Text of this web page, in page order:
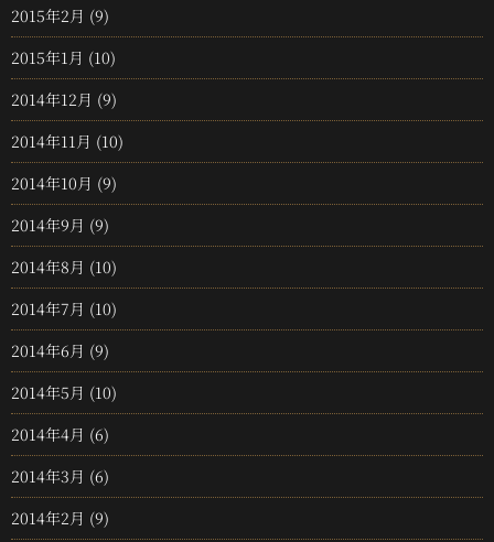
2015年2月 (9)
2015年1月 (10)
2014年12月 (9)
2014年11月 (10)
2014年10月 (9)
2014年9月 (9)
2014年8月 (10)
2014年7月 (10)
2014年6月 (9)
2014年5月 (10)
2014年4月 (6)
2014年3月 (6)
2014年2月 (9)